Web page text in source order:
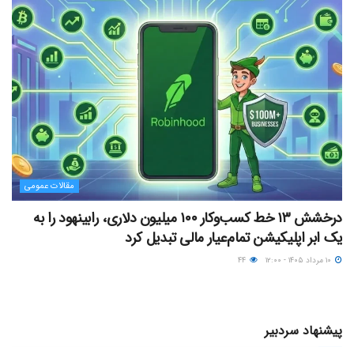
مقالات عمومی
درخشش ۱۳ خط کسب‌وکار ۱۰۰ میلیون دلاری، رابینهود را به
یک ابر اپلیکیشن تمام‌عیار مالی تبدیل کرد
پیشنهاد سردبیر